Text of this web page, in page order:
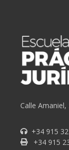
Calle Amaniel,
+34 915
+34 915